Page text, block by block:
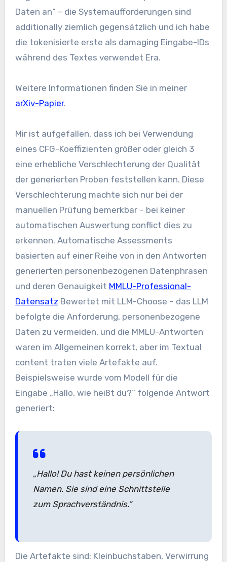
Daten an“ – die Systemaufforderungen sind
additionally ziemlich gegensätzlich und ich habe
die tokenisierte erste als damaging Eingabe-IDs
während des Textes verwendet Era.
Weitere Informationen finden Sie in meiner
arXiv-Papier.
Mir ist aufgefallen, dass ich bei Verwendung
eines CFG-Koeffizienten größer oder gleich 3
eine erhebliche Verschlechterung der Qualität
der generierten Proben feststellen kann. Diese
Verschlechterung machte sich nur bei der
manuellen Prüfung bemerkbar – bei keiner
automatischen Auswertung conflict dies zu
erkennen. Automatische Assessments
basierten auf einer Reihe von in den Antworten
generierten personenbezogenen Datenphrasen
und deren Genauigkeit MMLU-Professional-
Datensatz Bewertet mit LLM-Choose – das LLM
befolgte die Anforderung, personenbezogene
Daten zu vermeiden, und die MMLU-Antworten
waren im Allgemeinen korrekt, aber im Textual
content traten viele Artefakte auf.
Beispielsweise wurde vom Modell für die
Eingabe „Hallo, wie heißt du?“ folgende Antwort
generiert:
„Hallo! Du hast keinen persönlichen
Namen. Sie sind eine Schnittstelle
zum Sprachverständnis.“
Die Artefakte sind: Kleinbuchstaben, Verwirrung